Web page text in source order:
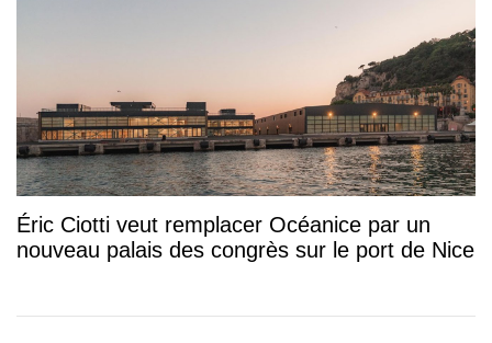
Éric Ciotti veut remplacer Océanice par un
nouveau palais des congrès sur le port de Nice